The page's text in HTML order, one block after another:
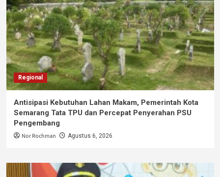
Regional
Antisipasi Kebutuhan Lahan Makam, Pemerintah Kota
Semarang Tata TPU dan Percepat Penyerahan PSU
Pengembang
Nor Rochman Agustus 6, 2026